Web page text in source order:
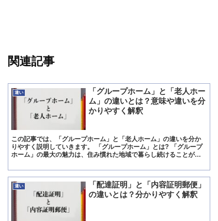
関連記事
違い
「グループホーム」と「老人ホー
ム」の違いとは？意味や違いを分
かりやすく解釈
この記事では、「グループホーム」と「老人ホーム」の違いを分か
りやすく説明していきます。 「グループホーム」とは? 「グループ
ホーム」の最大の魅力は、住み慣れた地域で暮らし続けることがで
違い
「配達証明」と「内容証明郵便」
の違いとは？分かりやすく解釈